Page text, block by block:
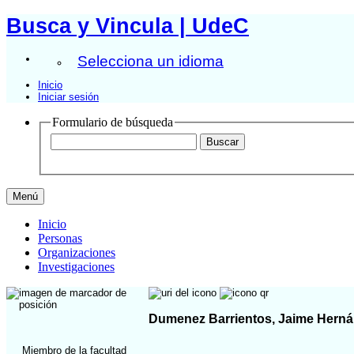
Busca y Vincula | UdeC
Selecciona un idioma
Inicio
Iniciar sesión
Formulario de búsqueda
Menú
Inicio
Personas
Organizaciones
Investigaciones
Dumenez Barrientos, Jaime
Miembro de la facultad